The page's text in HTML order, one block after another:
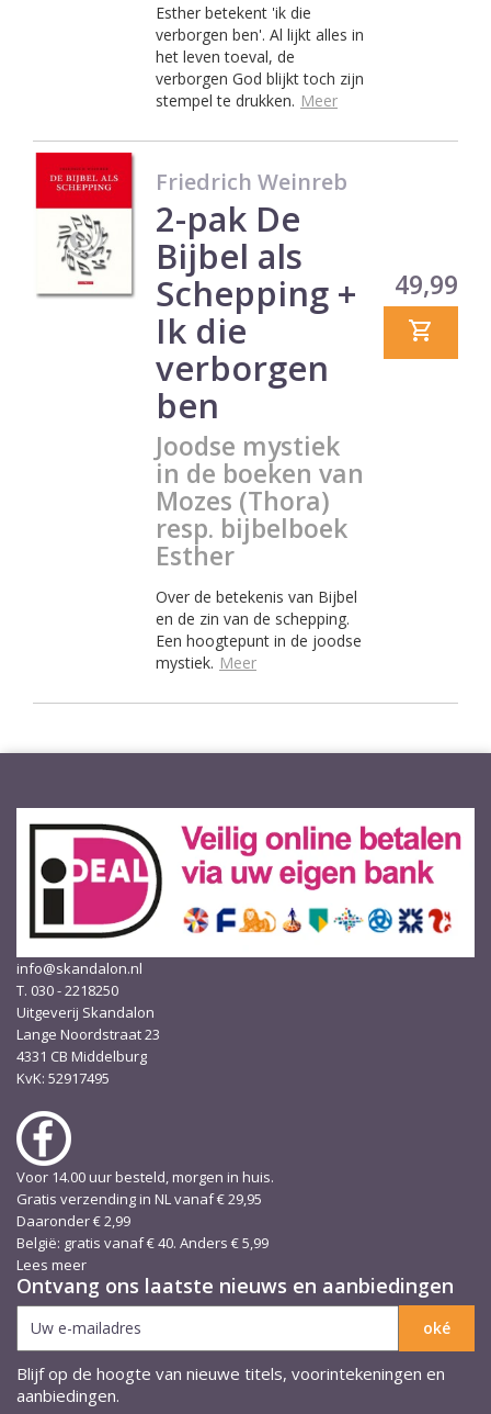
Esther betekent 'ik die
verborgen ben'. Al lijkt alles in
het leven toeval, de
verborgen God blijkt toch zijn
stempel te drukken. Meer
Friedrich Weinreb
2-pak De
Bijbel als
Schepping +
Ik die
verborgen
ben
Joodse mystiek
in de boeken van
Mozes (Thora)
resp. bijbelboek
Esther
Over de betekenis van Bijbel
en de zin van de schepping.
Een hoogtepunt in de joodse
mystiek. Meer
Prijs
49,99
info@skandalon.nl
T. 030 - 2218250
Uitgeverij Skandalon
Lange Noordstraat 23
4331 CB Middelburg
KvK: 52917495
Voor 14.00 uur besteld, morgen in huis.
Gratis verzending in NL vanaf € 29,95
Daaronder € 2,99
België: gratis vanaf € 40. Anders € 5,99
Lees meer
Ontvang ons laatste nieuws en aanbiedingen
Blijf op de hoogte van nieuwe titels, voorintekeningen en
aanbiedingen.